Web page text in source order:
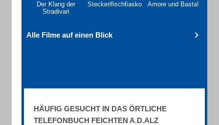
Der Klang der
Stradivari
Steckerlfischfiasko Amore und Basta!
Alle Filme auf einen Blick
HÄUFIG GESUCHT IN DAS ÖRTLICHE
TELEFONBUCH FEICHTEN A.D.ALZ